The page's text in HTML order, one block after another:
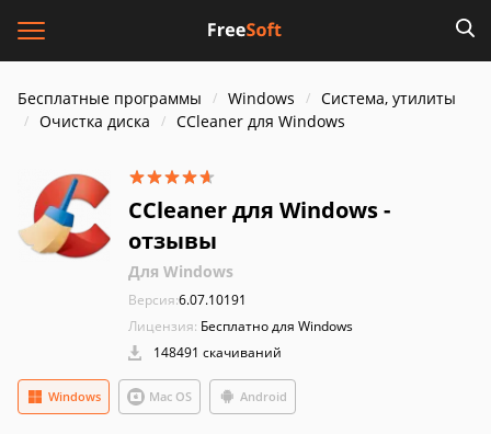
Бесплатные программы Windows
Система, утилиты
Очистка диска
CCleaner для Windows
CCleaner для Windows -
отзывы
Для Windows
Версия:6.07.10191
Лицензия: Бесплатно для Windows
148491 скачиваний
Mac OS Android
Windows